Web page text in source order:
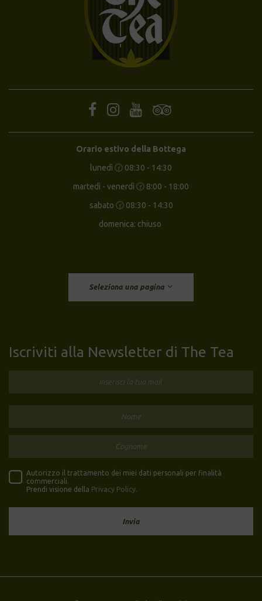
Orario estivo della Bottega
lunedì 🕝 08:30 - 14:30
martedì - venerdì 🕝 8:00 - 18:00
sabato 🕝 08:30 - 14:30
domenica: chiuso
Seleziona una pagina
Iscriviti alla Newsletter di The Tea
Autorizzo il trattamento dei miei dati personali per finalità
commerciali.
Prendi visione della Privacy Policy.